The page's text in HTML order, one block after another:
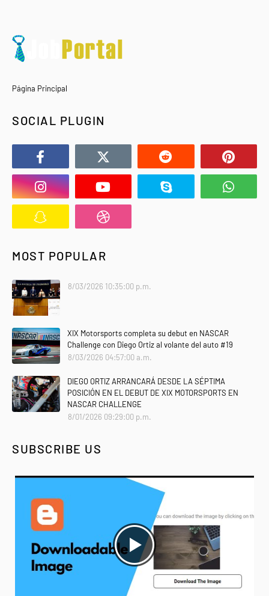
Página Principal
SOCIAL PLUGIN
MOST POPULAR
8/03/2026 10:35:00 p.m.
XIX Motorsports completa su debut en NASCAR
Challenge con Diego Ortiz al volante del auto #19
8/03/2026 04:57:00 a.m.
DIEGO ORTIZ ARRANCARÁ DESDE LA SÉPTIMA
POSICIÓN EN EL DEBUT DE XIX MOTORSPORTS EN
NASCAR CHALLENGE
8/01/2026 09:29:00 p.m.
SUBSCRIBE US